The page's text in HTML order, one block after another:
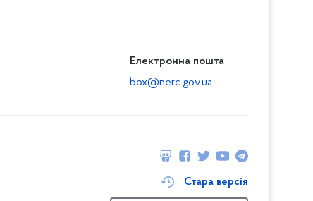
Електронна пошта
box@nerc.gov.ua
Стара версія